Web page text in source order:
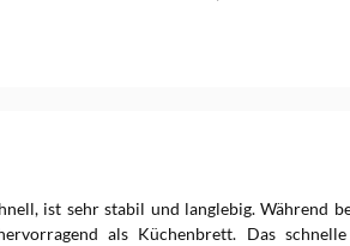
ist sehr stabil und langlebig.
als Küchenbrett. Das